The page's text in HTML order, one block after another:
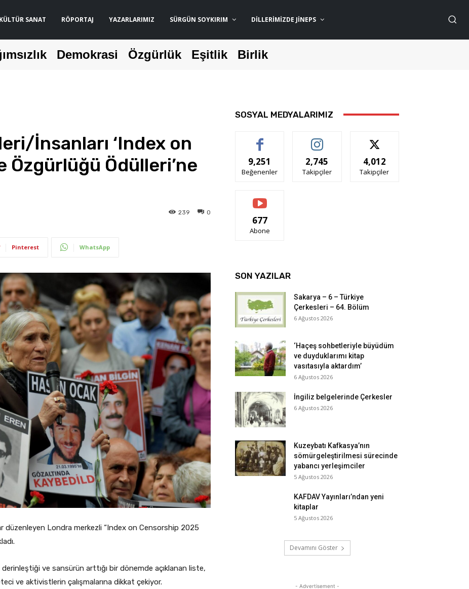
KÜLTÜR SANAT RÖPORTAJ YAZARLARIMIZ SÜRGÜN SOYKIRIM DILLERIMIZDE JİNEPS
Demokrasi Özgürlük Eşitlik Birlik
İnsanları ‘Index on
Özgürlüğü Ödülleri’ne
0
239
Pinterest WhatsApp
düzenleyen Londra merkezli “Index on Censorship 2025
derinleştiği ve sansürün arttığı bir dönemde açıklanan liste,
ve aktivistlerin çalışmalarına dikkat çekiyor.
SOSYAL MEDYALARIMIZ
9,251
Beğenenler
2,745
Takipçiler
4,012
Takipçiler
677
Abone
SON YAZILAR
Sakarya – 6 – Türkiye
Çerkesleri – 64. Bölüm
6 Ağustos 2026
‘Haçeş sohbetleriyle büyüdüm
ve duyduklarımı kitap
vasıtasıyla aktardım’
6 Ağustos 2026
İngiliz belgelerinde Çerkesler
6 Ağustos 2026
Kuzeybatı Kafkasya’nın
sömürgeleştirilmesi sürecinde
yabancı yerleşimciler
5 Ağustos 2026
KAFDAV Yayınları’ndan yeni
kitaplar
5 Ağustos 2026
Devamını Göster
- Advertisement -